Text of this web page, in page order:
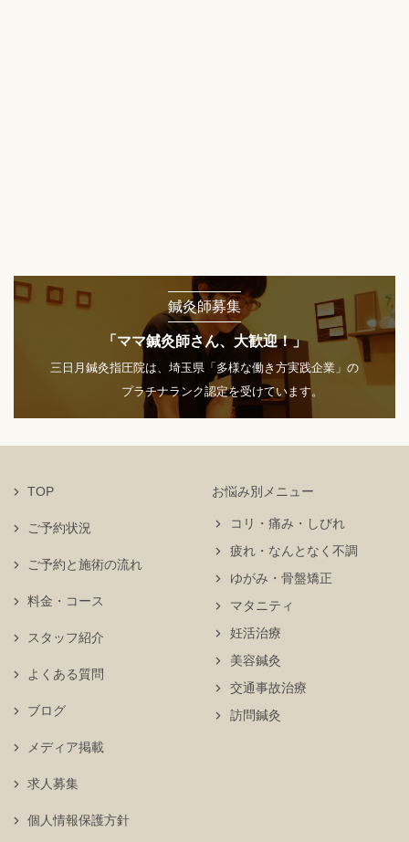
鍼灸師募集
「ママ鍼灸師さん、大歓迎！」
三日月鍼灸指圧院は、埼玉県「多様な働き方実践企業」の
プラチナランク認定を受けています。
TOP
ご予約状況
お悩み別メニュー
コリ・痛み・しびれ
疲れ・なんとなく不調
ゆがみ・骨盤矯正
マタニティ
妊活治療
美容鍼灸
交通事故治療
訪問鍼灸
ご予約と施術の流れ
料金・コース
スタッフ紹介
よくある質問
ブログ
メディア掲載
求人募集
個人情報保護方針